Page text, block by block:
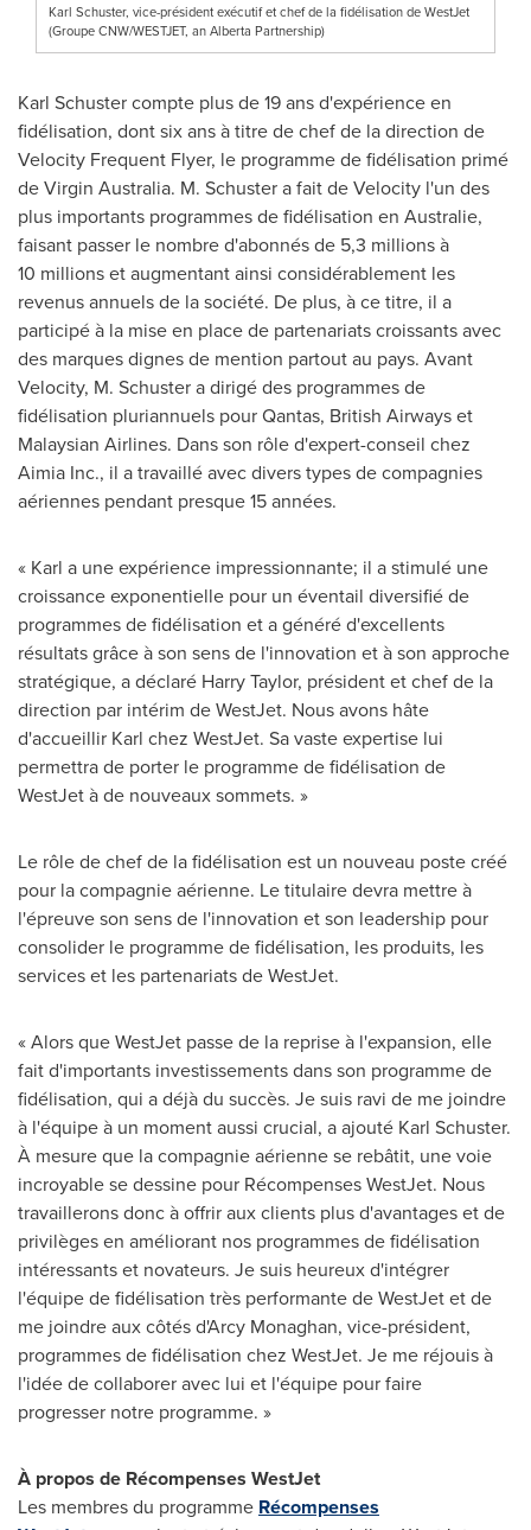
Karl Schuster, vice-président exécutif et chef de la fidélisation de WestJet
(Groupe CNW/WESTJET, an Alberta Partnership)
Karl Schuster compte plus de 19 ans d'expérience en
fidélisation, dont six ans à titre de chef de la direction de
Velocity Frequent Flyer, le programme de fidélisation primé
de Virgin Australia. M. Schuster a fait de Velocity l'un des
plus importants programmes de fidélisation en Australie,
faisant passer le nombre d'abonnés de 5,3 millions à
10 millions et augmentant ainsi considérablement les
revenus annuels de la société. De plus, à ce titre, il a
participé à la mise en place de partenariats croissants avec
des marques dignes de mention partout au pays. Avant
Velocity, M. Schuster a dirigé des programmes de
fidélisation pluriannuels pour Qantas, British Airways et
Malaysian Airlines. Dans son rôle d'expert-conseil chez
Aimia Inc., il a travaillé avec divers types de compagnies
aériennes pendant presque 15 années.
« Karl a une expérience impressionnante; il a stimulé une
croissance exponentielle pour un éventail diversifié de
programmes de fidélisation et a généré d'excellents
résultats grâce à son sens de l'innovation et à son approche
stratégique, a déclaré Harry Taylor, président et chef de la
direction par intérim de WestJet. Nous avons hâte
d'accueillir Karl chez WestJet. Sa vaste expertise lui
permettra de porter le programme de fidélisation de
WestJet à de nouveaux sommets. »
Le rôle de chef de la fidélisation est un nouveau poste créé
pour la compagnie aérienne. Le titulaire devra mettre à
l'épreuve son sens de l'innovation et son leadership pour
consolider le programme de fidélisation, les produits, les
services et les partenariats de WestJet.
« Alors que WestJet passe de la reprise à l'expansion, elle
fait d'importants investissements dans son programme de
fidélisation, qui a déjà du succès. Je suis ravi de me joindre
à l'équipe à un moment aussi crucial, a ajouté Karl Schuster.
À mesure que la compagnie aérienne se rebâtit, une voie
incroyable se dessine pour Récompenses WestJet. Nous
travaillerons donc à offrir aux clients plus d'avantages et de
privilèges en améliorant nos programmes de fidélisation
intéressants et novateurs. Je suis heureux d'intégrer
l'équipe de fidélisation très performante de WestJet et de
me joindre aux côtés d'Arcy Monaghan, vice-président,
programmes de fidélisation chez WestJet. Je me réjouis à
l'idée de collaborer avec lui et l'équipe pour faire
progresser notre programme. »
À propos de Récompenses WestJet
Les membres du programme Récompenses